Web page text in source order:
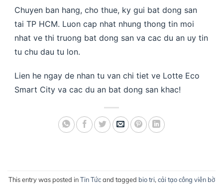
Chuyen ban hang, cho thue, ky gui bat dong san
tai TP HCM. Luon cap nhat nhung thong tin moi
nhat ve thi truong bat dong san va cac du an uy tin
tu chu dau tu lon.
Lien he ngay de nhan tu van chi tiet ve Lotte Eco
Smart City va cac du an bat dong san khac!
This entry was posted inTin Tứcand tagged bio tri, cải tạo công viên bờ